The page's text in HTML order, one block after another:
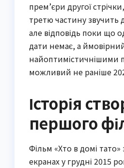
прем’єри другої
третю частину звучить
але відповідь поки що
дати немає, а
найоптимістичнішими
можливий не раніше
Історія
першого
Фільм «Хто в домі тато»
екранах у грудні 2015